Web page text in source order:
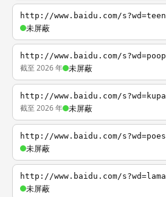
http://www.baidu.com/s?wd=teen
未屏蔽
http://www.baidu.com/s?wd=poop
截至 2026 年 未屏蔽
http://www.baidu.com/s?wd=kupa
截至 2026 年 未屏蔽
http://www.baidu.com/s?wd=poes
未屏蔽
http://www.baidu.com/s?wd=lama
未屏蔽